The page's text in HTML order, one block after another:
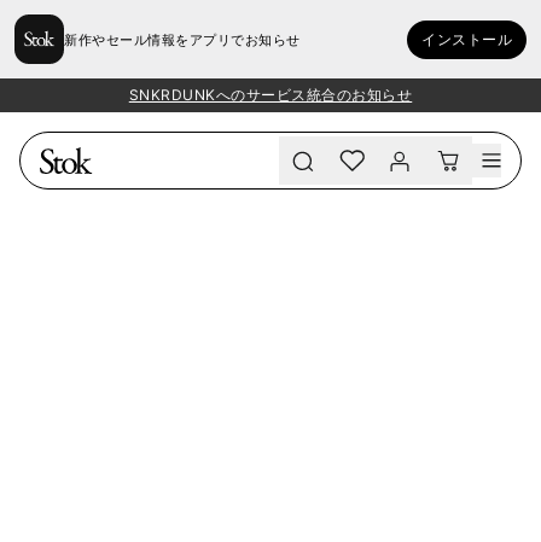
新作やセール情報をアプリでお知らせ インストール
SNKRDUNKへのサービス統合のお知らせ